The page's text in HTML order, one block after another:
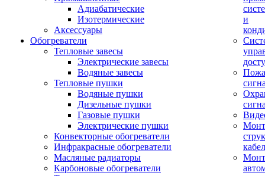
Адиабатические
Изотермические
Аксессуары
Обогреватели
Тепловые завесы
Электрические завесы
Водяные завесы
Тепловые пушки
Водяные пушки
Дизельные пушки
Газовые пушки
Электрические пушки
Конвекторные обогреватели
Инфракрасные обогреватели
Масляные радиаторы
Карбоновые обогреватели
и